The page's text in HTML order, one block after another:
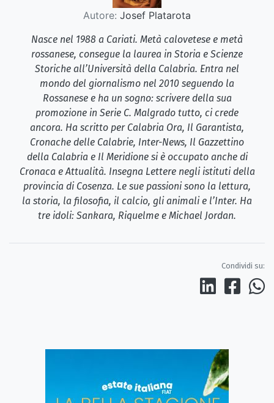
Autore: Josef Platarota
Nasce nel 1988 a Cariati. Metà calovetese e metà
rossanese, consegue la laurea in Storia e Scienze
Storiche all’Università della Calabria. Entra nel
mondo del giornalismo nel 2010 seguendo la
Rossanese e ha un sogno: scrivere della sua
promozione in Serie C. Malgrado tutto, ci crede
ancora. Ha scritto per Calabria Ora, Il Garantista,
Cronache delle Calabrie, Inter-News, Il Gazzettino
della Calabria e Il Meridione si è occupato anche di
Cronaca e Attualità. Insegna Lettere negli istituti della
provincia di Cosenza. Le sue passioni sono la lettura,
la storia, la filosofia, il calcio, gli animali e l’Inter. Ha
tre idoli: Sankara, Riquelme e Michael Jordan.
Condividi su: